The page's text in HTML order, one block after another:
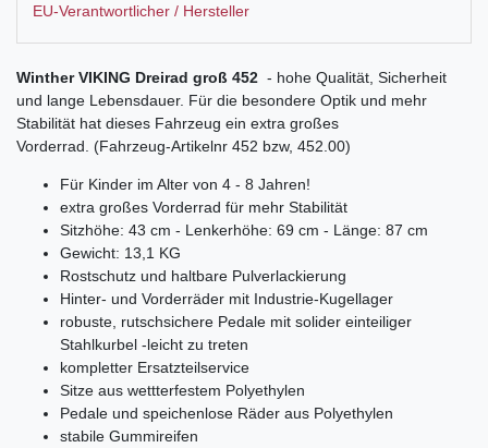
EU-Verantwortlicher / Hersteller
Winther VIKING Dreirad groß 452 - hohe Qualität, Sicherheit
und lange Lebensdauer. Für die besondere Optik und mehr
Stabilität hat dieses Fahrzeug ein extra großes
Vorderrad. (Fahrzeug-Artikelnr 452 bzw, 452.00)
Für Kinder im Alter von 4 - 8 Jahren!
extra großes Vorderrad für mehr Stabilität
Sitzhöhe: 43 cm - Lenkerhöhe: 69 cm - Länge: 87 cm
Gewicht: 13,1 KG
Rostschutz und haltbare Pulverlackierung
Hinter- und Vorderräder mit Industrie-Kugellager
robuste, rutschsichere Pedale mit solider einteiliger
Stahlkurbel -leicht zu treten
kompletter Ersatzteilservice
Sitze aus wettterfestem Polyethylen
Pedale und speichenlose Räder aus Polyethylen
stabile Gummireifen